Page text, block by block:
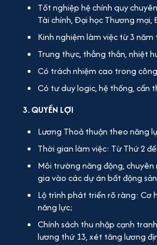
Tốt nghiệp hệ chính quy
Tài chính, Đại học Thương
Kinh nghiệm làm việc từ 3 năm
Trung thực, thẳng thắn, nhiệt
Có trách nhiệm cao trong
Có tư duy logic, hệ thống, cẩn
3. QUYỀN LỢI
Lương Thoả thuận theo năng
Thời gian làm việc: Từ Thứ 2
Môi trường năng động,
gia vào các dự án bất động
Lộ trình phát triển rõ ràng: Cơ
năng lực;
Chính sách thu nhập cạnh
lương thứ 13, xét tăng lương